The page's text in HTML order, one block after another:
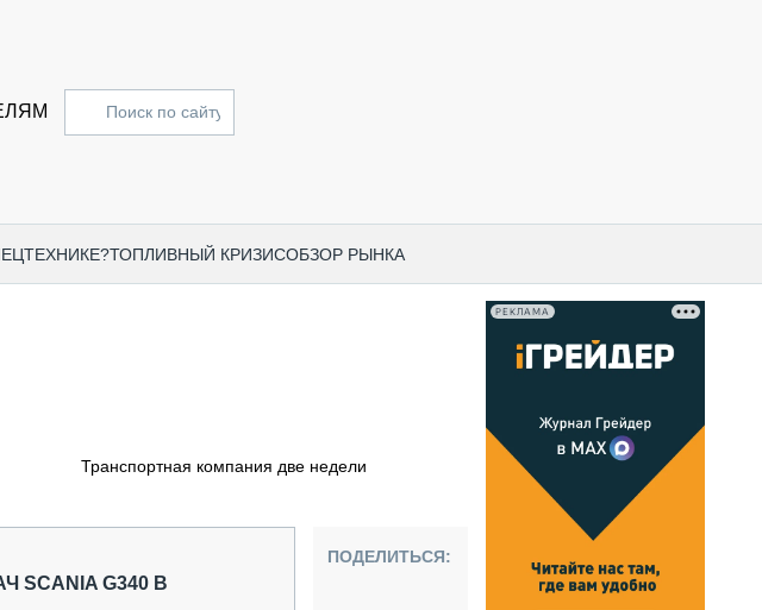
ТОПЛИВНЫЙ КРИЗИСОБЗОР РЫНКА
ПОДЪЁМНАЯ ТЕХНИКА
ПАССАЖИРСКИЙ ТРАНСПОРТ
Транспортная компания две недели
G340 В
ПОДЕЛИТЬСЯ:
РЕКЛАМА